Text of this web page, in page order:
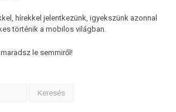
hírekkel jelentkezünk, igyekszünk azonnal
történik a mobilos világban.
le semmiről!